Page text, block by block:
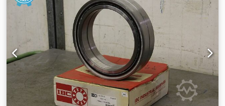
23276 BMB FAG x2 23222-E1-A-K-M FAG x1 23224 HL BM S
x1 F36204 FAG x3 Cjdpfx Aijqpd Sns Serf
STF374KV5051GAS3 NSK x3 2456 CPM ITALY x47 NP838887
TIMKEN x2255 R425-1G4S7 NSK x2 2TR19H C3 FP KOYO x1
31318F FERSA x165 NP942053-902-A1 TIMKEN x12 2TR19H
C3 FP KOYO x1 24168-B-C3 FAG x2 01/02/0274/C5309 x2
NNU6810 NTN x3 612833-B SKF x6 CP354256-90001
TIMKEN x2 NU2324 EC ML SKF x1 23238C E4 S11 NSK x4
2IE.083.00 x2 SL182244-BR-A INA x1 23088-
K.MB.R1000.1130.J15B FAG x2 612833-B SKF x6 ЦІНА ДО